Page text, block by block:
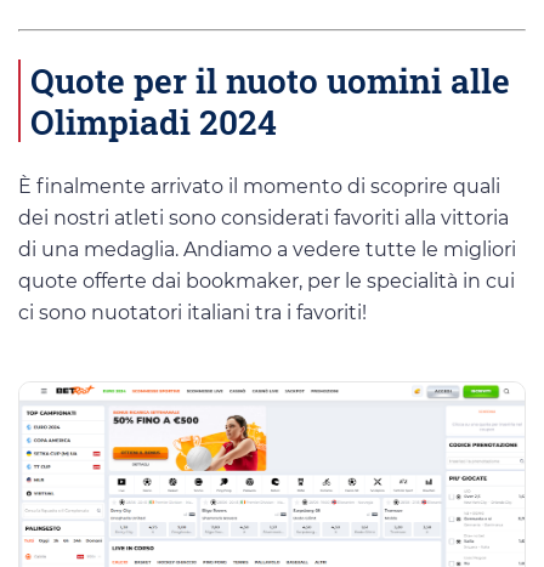
Quote per il nuoto uomini alle
Olimpiadi 2024
È finalmente arrivato il momento di scoprire quali
dei nostri atleti sono considerati favoriti alla vittoria
di una medaglia. Andiamo a vedere tutte le migliori
quote offerte dai bookmaker, per le specialità in cui
ci sono nuotatori italiani tra i favoriti!